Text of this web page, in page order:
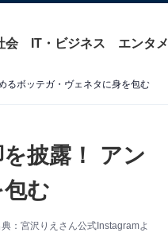
会 IT・ビジネス エンタメ
るボッテガ・ヴェネタに身を包む
披露！ アン
む
：宮沢りえさん公式Instagramよ